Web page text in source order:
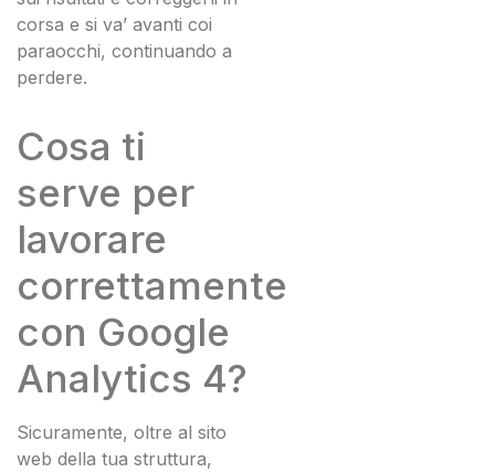
corsa e si va’ avanti coi
paraocchi, continuando a
perdere.
Cosa ti
serve per
lavorare
correttamente
con Google
Analytics 4?
Sicuramente, oltre al sito
web della tua struttura,